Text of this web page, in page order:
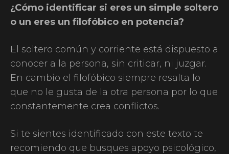
¿Cómo identificar si eres un simple soltero
o un eres un filofóbico en potencia?
El soltero común y corriente está dispuesto a
conocer a la persona, sin criticar, ni juzgar.
En cambio el filofóbico siempre resalta lo
que no le gusta de la otra persona por lo que
constantemente crea conflictos.
Si te sientes identificado con este texto te
recomiendo que busques apoyo psicológico,